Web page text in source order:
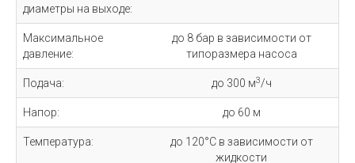
диаметры на выходе:
Максимальное
давление:
до 8 бар в зависимости от
типоразмера насоса
Подача: до 300 м3/ч
Напор: до 60 м
Температура:
до 120°C в зависимости от
жидкости